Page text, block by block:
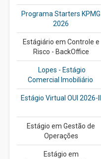
Programa Starters KPMG
2026
Estágiário em Controle e
Risco - BackOffice
Lopes - Estágio
Comercial Imobiliário
Estágio Virtual OUI 2026-II
Estágio em Gestão de
Operações
Estágio em